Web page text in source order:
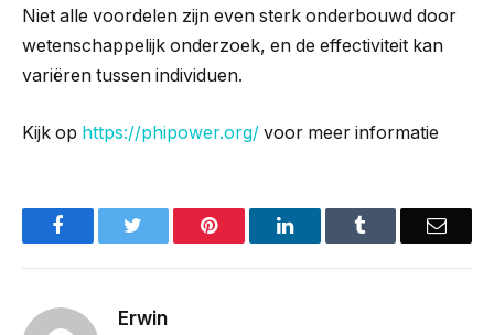
Niet alle voordelen zijn even sterk onderbouwd door
wetenschappelijk onderzoek, en de effectiviteit kan
variëren tussen individuen.
Kijk op https://phipower.org/ voor meer informatie
Facebook Pinterest LinkedIn Email
Erwin